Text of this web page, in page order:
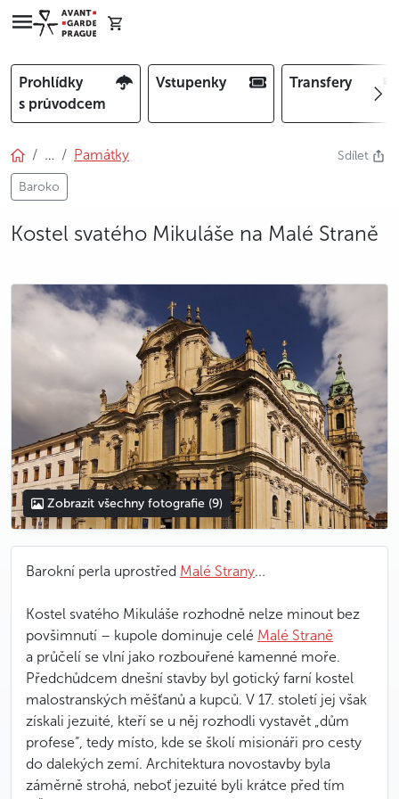
Prohlídky
s průvodcem
Vstupenky Transfery
… Památky
Baroko
Sdílet
Kostel svatého Mikuláše na Malé Straně
photo 5
photo 6
photo 7
photo 8
photo 9
Zobrazit všechny fotografie (9)
Barokní perla uprostřed Malé Strany...
Kostel svatého Mikuláše rozhodně nelze minout bez
povšimnutí – kupole dominuje celé Malé Straně
a průčelí se vlní jako rozbouřené kamenné moře.
Předchůdcem dnešní stavby byl gotický farní kostel
malostranských měšťanů a kupců. V 17. století jej však
získali jezuité, kteří se u něj rozhodli vystavět „dům
profese“, tedy místo, kde se školí misionáři pro cesty
do dalekých zemí. Architektura novostavby byla
záměrně strohá, neboť jezuité byli krátce před tím